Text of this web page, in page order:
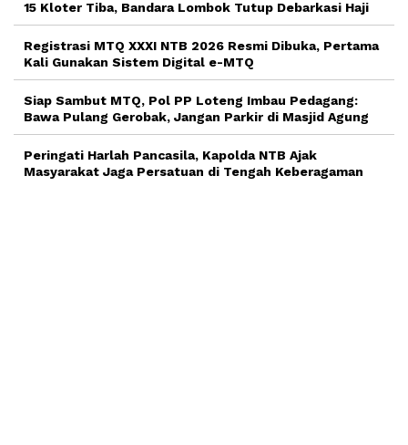
15 Kloter Tiba, Bandara Lombok Tutup Debarkasi Haji
Registrasi MTQ XXXI NTB 2026 Resmi Dibuka, Pertama
Kali Gunakan Sistem Digital e-MTQ
Siap Sambut MTQ, Pol PP Loteng Imbau Pedagang:
Bawa Pulang Gerobak, Jangan Parkir di Masjid Agung
Peringati Harlah Pancasila, Kapolda NTB Ajak
Masyarakat Jaga Persatuan di Tengah Keberagaman